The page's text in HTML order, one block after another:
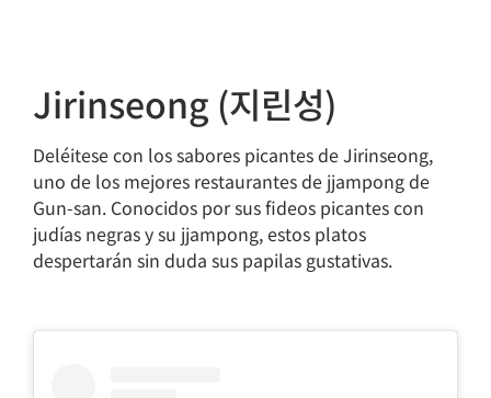
Jirinseong (지린성)
Deléitese con los sabores picantes de Jirinseong,
uno de los mejores restaurantes de jjampong de
Gun-san. Conocidos por sus fideos picantes con
judías negras y su jjampong, estos platos
despertarán sin duda sus papilas gustativas.